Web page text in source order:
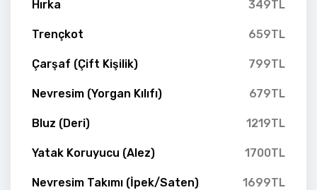
Hırka 349TL
Trençkot 659TL
Çarşaf (Çift Kişilik) 799TL
Nevresim (Yorgan Kılıfı) 679TL
Bluz (Deri) 1219TL
Yatak Koruyucu (Alez) 1700TL
Nevresim Takımı (İpek/Saten) 1699TL